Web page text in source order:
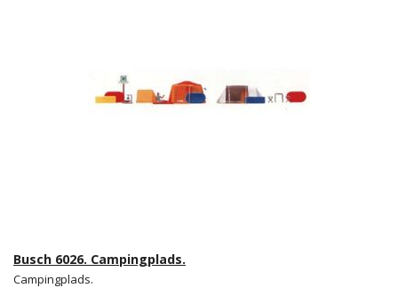
Busch 6026. Campingplads.
Campingplads.